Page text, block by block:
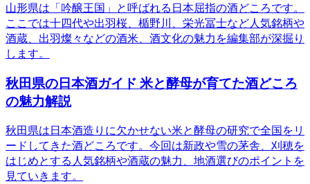
山形県は「吟醸王国」と呼ばれる日本屈指の酒どころです。
ここでは十四代や出羽桜、楯野川、栄光冨士など人気銘柄や
酒蔵、出羽燦々などの酒米、酒文化の魅力を編集部が深掘り
します。
秋田県の日本酒ガイド 米と酵母が育てた酒どころ
の魅力解説
秋田県は日本酒造りに欠かせない米と酵母の研究で全国をリ
ードしてきた酒どころです。今回は新政や雪の茅舎、刈穂を
はじめとする人気銘柄や酒蔵の魅力、地酒選びのポイントを
見ていきます。